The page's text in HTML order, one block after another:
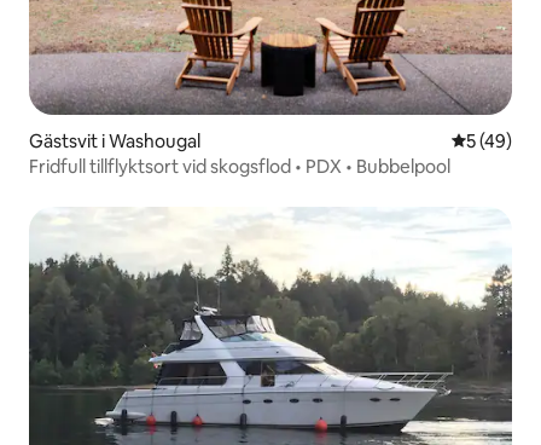
Gästsvit i Washougal 5 av 5 i
5 (49)
Fridfull tillflyktsort vid skogsflod • PDX • Bubbelpool